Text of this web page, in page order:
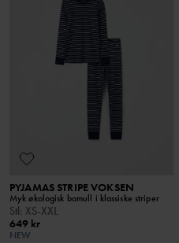
PYJAMAS STRIPE VOKSEN
Myk økologisk bomull i klassiske striper
Stl: XS-XXL
649 kr
NEW